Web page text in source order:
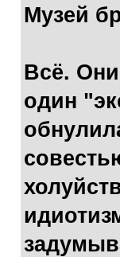
Музей
Всё. Они
один